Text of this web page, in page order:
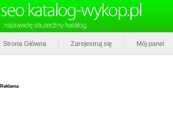
Strona Główna Zarejestruj się Mój panel
Reklama